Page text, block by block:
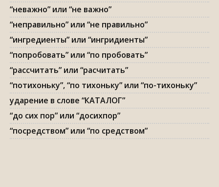
“неважно” или “не важно”
“неправильно” или “не правильно”
“ингредиенты” или “ингридиенты”
“попробовать” или “по пробовать”
“рассчитать” или “расчитать”
“потихоньку”, “по тихоньку” или “по-тихоньку”
ударение в слове “КАТАЛОГ”
“до сих пор” или “досихпор”
“посредством” или “по средством”